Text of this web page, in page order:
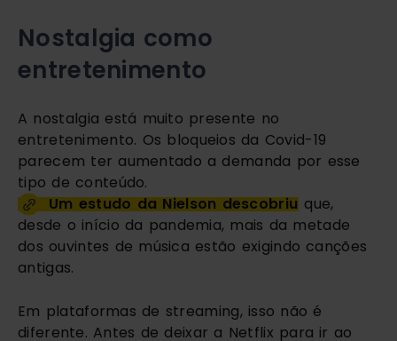
Nostalgia como
entretenimento
A nostalgia está muito presente no
entretenimento. Os bloqueios da Covid-19
parecem ter aumentado a demanda por esse
tipo de conteúdo.
Um estudo da Nielson descobriu que,
desde o início da pandemia, mais da metade
dos ouvintes de música estão exigindo canções
antigas.
Em plataformas de streaming, isso não é
diferente. Antes de deixar a Netflix para ir ao